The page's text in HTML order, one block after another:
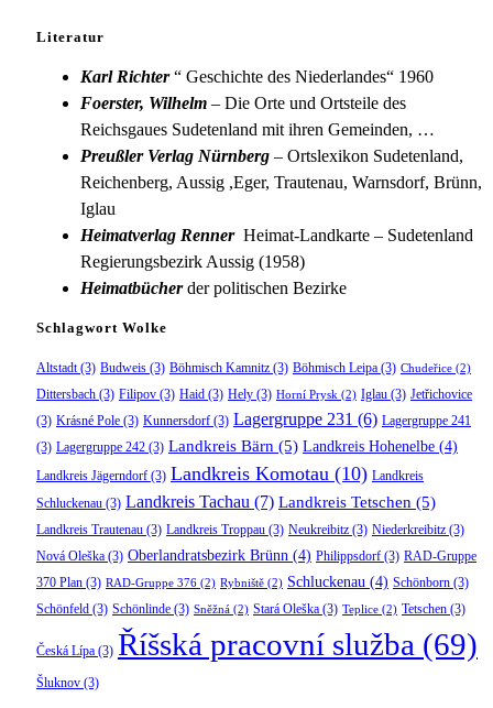
Literatur
Karl Richter“ Geschichte des Niederlandes“ 1960
Foerster, Wilhelm – Die Orte und Ortsteile des
Reichsgaues Sudetenland mit ihren Gemeinden, …
Preußler Verlag Nürnberg – Ortslexikon Sudetenland,
Reichenberg, Aussig ,Eger, Trautenau, Warnsdorf, Brünn,
Iglau
Heimatverlag Renner Heimat-Landkarte – Sudetenland
Regierungsbezirk Aussig (1958)
Heimatbücherder politischen Bezirke
Schlagwort Wolke
Altstadt(3) Budweis (3) Böhmisch Kamnitz (3) Böhmisch Leipa (3) Chudeřice (2)
Dittersbach (3) Filipov (3) Haid (3) Hely (3) Horní Prysk (2) Iglau (3) Jetřichovice
(3) Krásné Pole (3) Kunnersdorf (3) Lagergruppe 231 (6) Lagergruppe 241
(3) Lagergruppe 242 (3) Landkreis Bärn (5) Landkreis Hohenelbe (4)
Landkreis Jägerndorf (3) Landkreis Komotau (10) Landkreis
Schluckenau (3) Landkreis Tachau (7) Landkreis Tetschen (5)
Landkreis Trautenau (3) Landkreis Troppau (3) Neukreibitz (3) Niederkreibitz (3)
Nová Oleška (3) Oberlandratsbezirk Brünn (4) Philippsdorf (3) RAD-Gruppe
370 Plan (3) RAD-Gruppe 376 (2) Rybniště (2) Schluckenau (4) Schönborn (3)
Schönfeld (3) Schönlinde (3) Sněžná (2) Stará Oleška (3) Teplice (2) Tetschen (3)
Česká Lípa (3) Říšská pracovní služba (69)
Šluknov (3)